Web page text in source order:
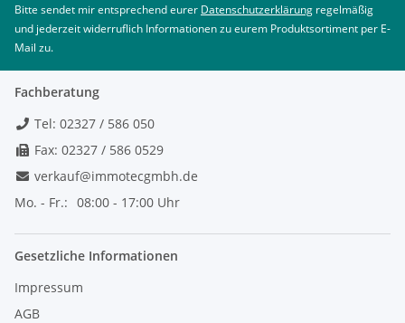
Bitte sendet mir entsprechend eurer Datenschutzerklärung regelmäßig
und jederzeit widerruflich Informationen zu eurem Produktsortiment per E-
Mail zu.
Fachberatung
Tel: 02327 / 586 050
Fax: 02327 / 586 0529
verkauf@immotecgmbh.de
Mo. - Fr.: 08:00 - 17:00 Uhr
Gesetzliche Informationen
Impressum
AGB